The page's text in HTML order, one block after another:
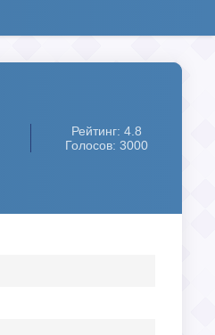
Рейтинг: 4.8
Голосов: 3000